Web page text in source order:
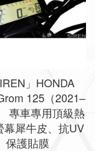
」HONDA
125（2021–
專車專用頂級熱
幕犀牛皮、抗UV
保護貼膜